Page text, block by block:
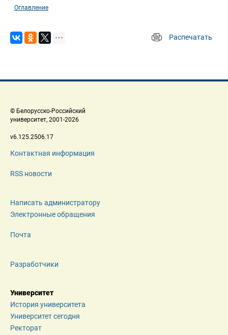
Оглавление
Распечатать
© Белорусско-Российский
университет, 2001-2026
v6.125.2506.17
Контактная информация
RSS новости
Написать администратору
Электронные обращения
Почта
Разработчики
Университет
История университета
Университет сегодня
Ректорат